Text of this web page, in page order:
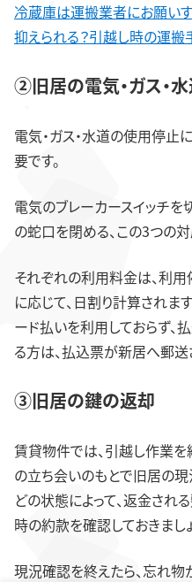
冷蔵庫は運搬業者にお願い
抑えられる？引越し時の運
②旧居の電気・ガス・
電気・ガス・水道の使用停止
要です。
電気のブレーカースイッチを
の蛇口を閉める、この3つの
それぞれの利用料金は、利
に応じて、日割り計算されま
ード払いを利用しておらず、
る方は、払込票が新居へ郵送
③旧居の鍵の返却
賃貸物件では、引越し作業
の立ち会いのもとで旧居の
どの状態によって、返金され
時の約款を確認しておきましょ
現況確認を終えたら、忘れ